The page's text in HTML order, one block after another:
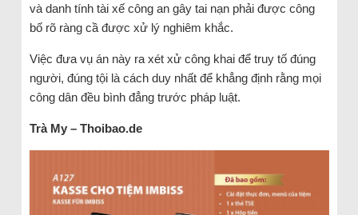
và danh tính tài xế công an gây tai nạn phải được công
bố rõ ràng cầ được xử lý nghiêm khắc.
Việc đưa vụ án này ra xét xử công khai để truy tố đúng
người, đúng tội là cách duy nhất để khẳng định rằng mọi
công dân đều bình đẳng trước pháp luật.
Trà My – Thoibao.de